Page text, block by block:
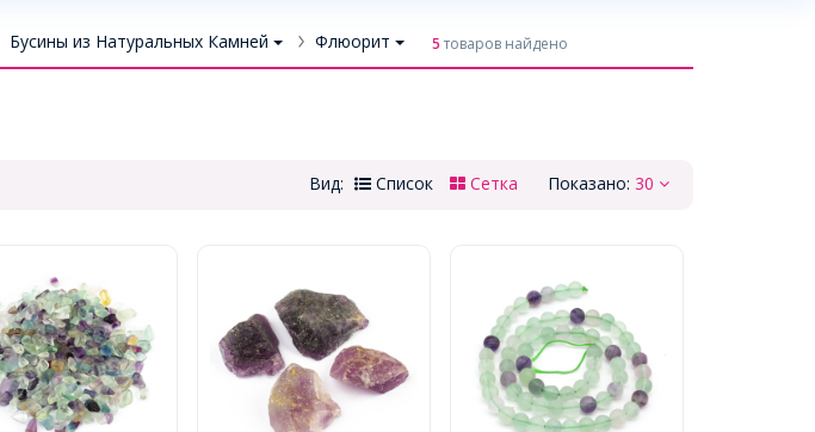
Бусины из Натуральных Камней Флюорит 5товаров найдено
Показано: 30
Вид: Список Сетка